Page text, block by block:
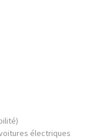
électriques